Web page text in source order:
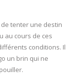
tenter une destin
au cours de ces
conditions. Il
un brin qui ne